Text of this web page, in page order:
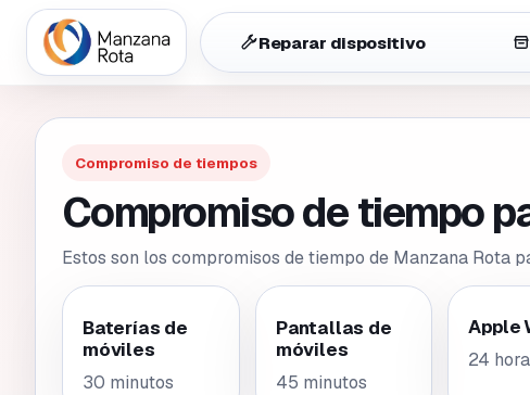
Reparar dispositivo
Compromiso de tiempos
Compromiso de tiempo
Estos son los compromisos de tiempo de Manzana Rota
Baterías de
móviles
30 minutos
Pantallas de
móviles
45 minutos
Apple
24